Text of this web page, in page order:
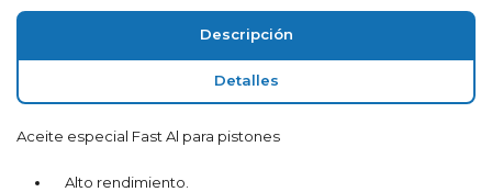
Descripción
Detalles
Aceite especial Fast Al para pistones
Alto rendimiento.